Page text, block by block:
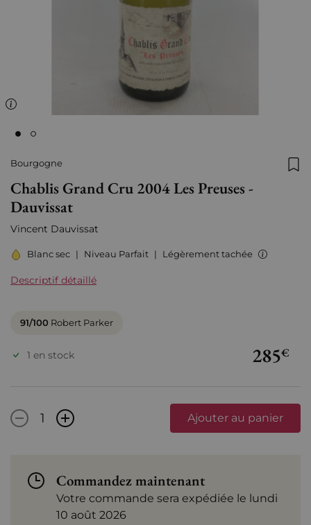
Bourgogne
Chablis Grand Cru 2004 Les Preuses -
Dauvissat
Vincent Dauvissat
Blanc sec | Niveau Parfait | Légèrement tachée
Descriptif détaillé
91/100 Robert Parker
285€
1 en stock
- + Ajouter au panier
Commandez maintenant
Votre commande sera expédiée le lundi
10 août 2026